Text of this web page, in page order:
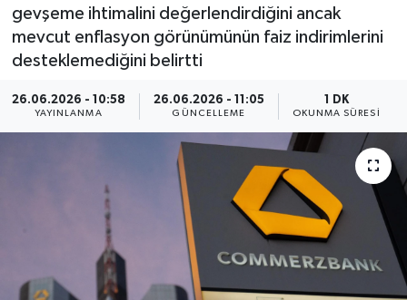
gevşeme ihtimalini değerlendirdiğini ancak
mevcut enflasyon görünümünün faiz indirimlerini
desteklemediğini belirtti
26.06.2026 - 10:58
YAYINLANMA
26.06.2026 - 11:05
GÜNCELLEME
1 DK
OKUNMA SÜRESI
İletişim
Yasal Uyarı